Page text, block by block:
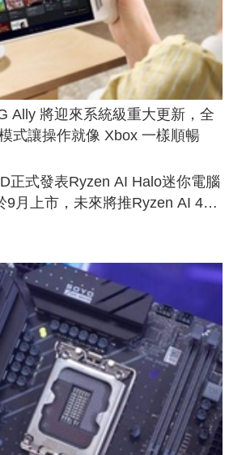
Ally 將迎來系統級重大更新，全
式讓操作就像 Xbox 一樣順暢
正式發表Ryzen AI Halo迷你電腦
9月上市，未來將推Ryzen AI 400